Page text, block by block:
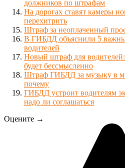
должников по штрафам
На дорогах ставят камеры
перехитрить
Штраф за неоплаченный
В ГИБДД объяснили 5
водителей
Новый штраф для
будет бессмысленно
Штраф ГИБДД за музыку в
почему
ГИБДД устроит водителям
надо ли соглашаться
Оцените →